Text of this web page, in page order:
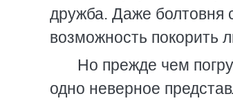
дружба. Даже болтовня
возможность
Но прежде чем
одно неверное